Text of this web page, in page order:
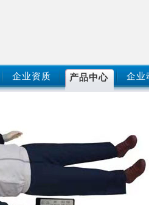
企业资质 产品中心 企业